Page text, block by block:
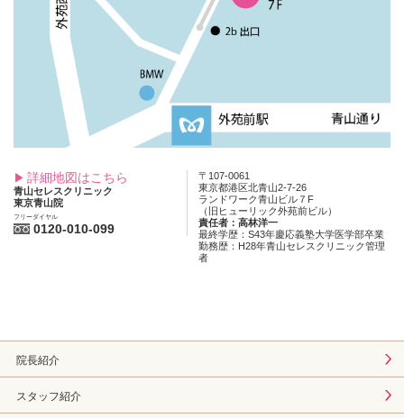
詳細地図はこちら
青山セレスクリニック
東京青山院
フリーダイヤル
0120-010-099
〒107-0061
東京都港区北青山2-7-26
ランドワーク青山ビル７F
（旧ヒューリック外苑前ビル）
責任者：高林洋一
最終学歴：S43年慶応義塾大学医学部卒業
勤務歴：H28年青山セレスクリニック管理
者
院長紹介
スタッフ紹介